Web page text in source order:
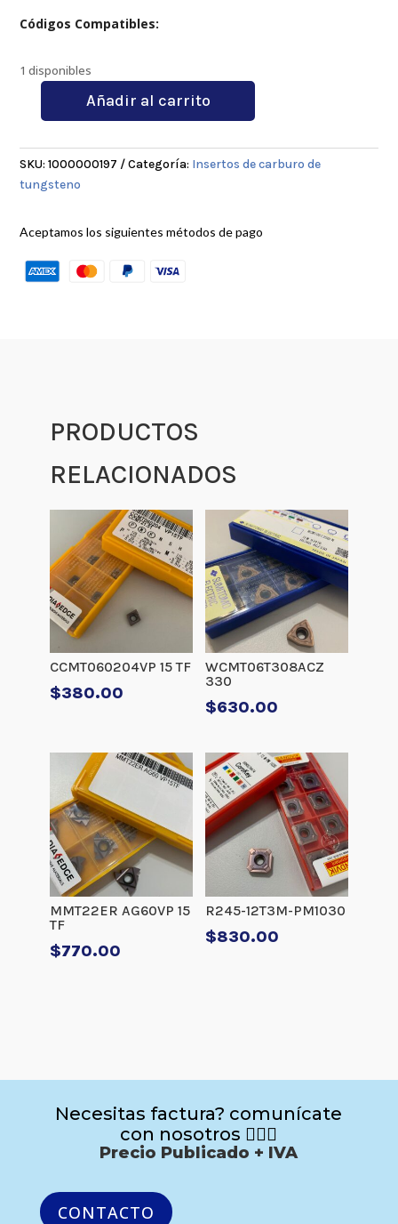
Códigos Compatibles:
1 disponibles
BLMP0603R-
9080
cantidad
Añadir al carrito
SKU:1000000197 Categoría: Insertos de carburo de
tungsteno
Aceptamos los siguientes métodos de pago
PRODUCTOS
RELACIONADOS
CCMT060204VP 15 TF
$380.00
WCMT06T308ACZ
330
$630.00
MMT22ER AG60VP 15
TF
$770.00
R245-12T3M-PM1030
$830.00
Necesitas factura? comunícate
con nosotros 🙋🏻‍♂️
Precio Publicado + IVA
CONTACTO